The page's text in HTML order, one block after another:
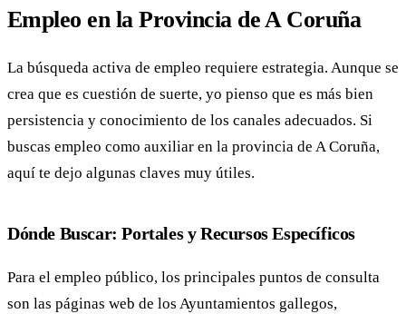
Empleo en la Provincia de A Coruña
La búsqueda activa de empleo requiere estrategia. Aunque se
crea que es cuestión de suerte, yo pienso que es más bien
persistencia y conocimiento de los canales adecuados. Si
buscas empleo como auxiliar en la provincia de A Coruña,
aquí te dejo algunas claves muy útiles.
Dónde Buscar: Portales y Recursos Específicos
Para el empleo público, los principales puntos de consulta
son las páginas web de los Ayuntamientos gallegos,